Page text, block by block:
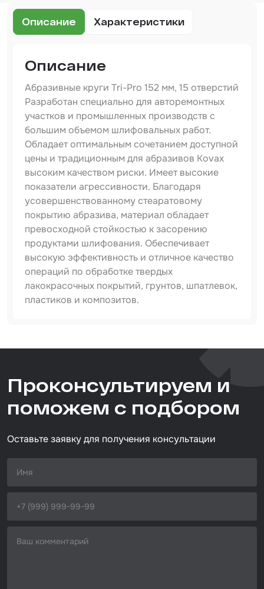
Автоэмали
Описание Характеристики
Описание
Абразивные круги Tri-Pro 152 мм, 15 отверстий
Разработан специально для авторемонтных
участков и промышленных производств с
большим объемом шлифовальных работ.
Обладает оптимальным сочетанием доступной
цены и традиционным для абразивов Kovax
высоким качеством риски. Имеет высокие
показатели агрессивности. Благодаря
усовершенствованному стеаратовому
покрытию абразива, материал обладает
превосходной стойкостью к засорению
продуктами шлифования. Обеспечивает
высокую эффективность и отличное качество
операций по обработке твердых
лакокрасочных покрытий, грунтов, шпатлевок,
пластиков и композитов.
абразивный круг
Размер / диаметр / объём
D=152 мм
Проконсультируем и
поможем с подбором
Оставьте заявку для получения консультации